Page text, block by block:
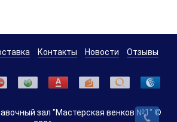
Контакты Новости Отзывы
зал "Мастерская венков №1" ©